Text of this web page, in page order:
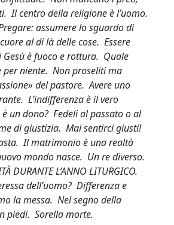
Il centro della religione è l’uomo.
assumere lo sguardo di
al di là delle cose. Essere
è fuoco e rottura. Quale
per niente. Non proseliti ma
del pastore. Avere uno
L’indifferenza è il vero
un dono? Fedeli al passato o al
di giustizia. Mai sentirci giusti!
Il matrimonio è una realtà
mondo nasce. Un re diverso.
DURANTE L’ANNO LITURGICO.
dell’uomo? Differenza e
la messa. Nel segno della
piedi. Sorella morte.